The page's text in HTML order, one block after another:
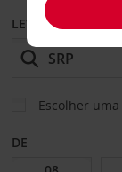
LEVANTAR EM
Escolher
DE